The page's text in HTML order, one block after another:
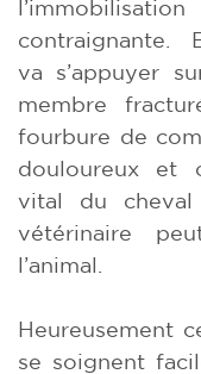
contraignante.
va s’appuyer
membre
fourbure de
douloureux et
vital du
vétérinaire
l’animal.
Heureusement
se soignent